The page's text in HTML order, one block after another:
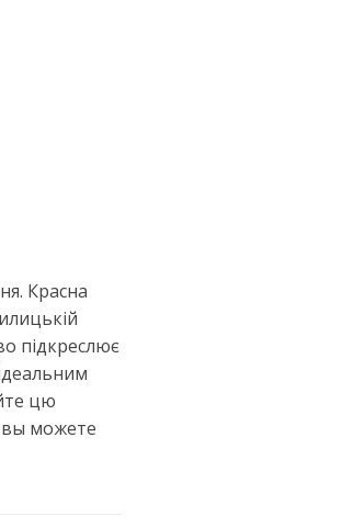
Красна
підкреслює
цю
вы можете